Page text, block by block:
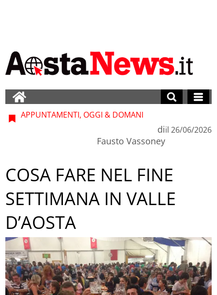
APPUNTAMENTI, OGGI & DOMANI
di
Fausto Vassoney
il 26/06/2026
COSA FARE NEL FINE
SETTIMANA IN VALLE
D’AOSTA